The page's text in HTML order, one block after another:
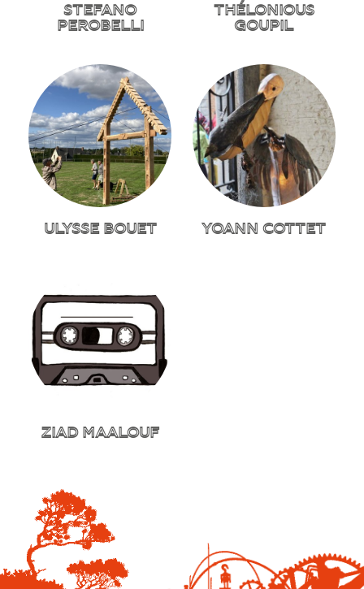
STEFANO
PEROBELLI
THÉLONIOUS
GOUPIL
ULYSSE BOUET YOANN COTTET
ZIAD MAALOUF